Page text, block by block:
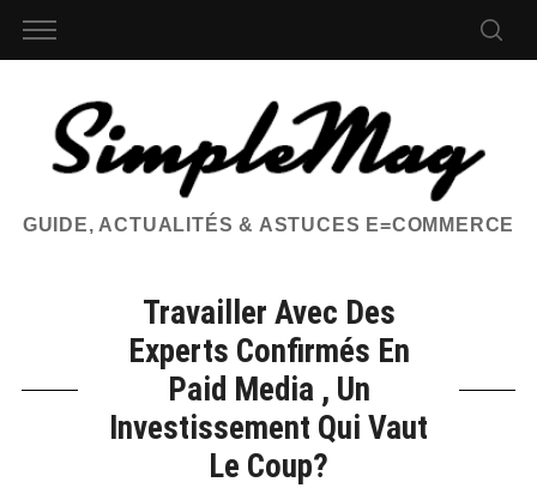
GUIDE, ACTUALITÉS & ASTUCES E=COMMERCE
Travailler Avec Des
Experts Confirmés En
Paid Media , Un
Investissement Qui Vaut
Le Coup?